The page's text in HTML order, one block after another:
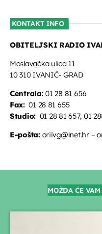
KONTAKT INFO
OBITELJSKI RADIO
Moslavačka ulica 11
10 310 IVANIĆ- GRAD
Centrala:01 28 81 656
Fax:01 28 81 655
Studio: 01 28 81 657, 01
E-pošta:oriivg@inet.hr –
MOŽDA ĆE